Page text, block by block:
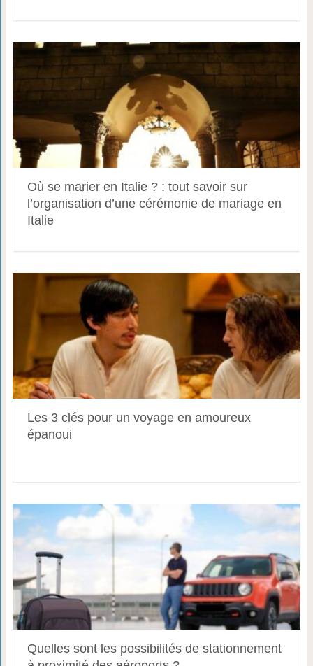
Où se marier en Italie ? : tout savoir sur
l’organisation d’une cérémonie de mariage en
Italie
Les 3 clés pour un voyage en amoureux
épanoui
Quelles sont les possibilités de stationnement